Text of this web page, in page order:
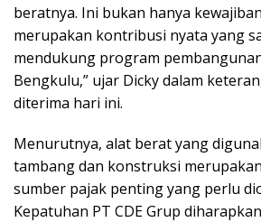
beratnya. Ini bukan hanya
merupakan kontribusi nyata yang
mendukung program
Bengkulu,” ujar Dicky dalam
diterima hari ini.
Menurutnya, alat berat yang
tambang dan konstruksi
sumber pajak penting yang perlu
Kepatuhan PT CDE Grup